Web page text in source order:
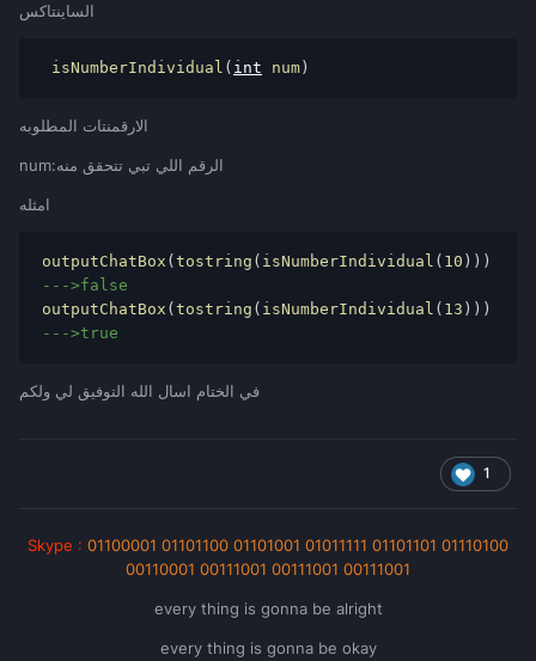
الساينتاكس
isNumberIndividual ( int num )
الارقمنتات المطلوبه
num:الرقم اللي تبي تتحقق منه
امثله
outputChatBox ( tostring ( isNumberIndividual ( 10 )))
--->false
outputChatBox ( tostring ( isNumberIndividual ( 13 )))
--->true
في الختام اسال الله التوفيق لي ولكم
1
Skype : 01100001 01101100 01101001 01011111 01101101 01110100
00110001 00111001 00111001 00111001
every thing is gonna be alright
every thing is gonna be okay